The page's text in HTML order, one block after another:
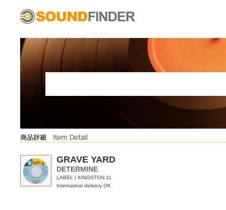
GRAVE YARD
DETERMINE
LABEL | KINGSTON 11
Internatinal delivery OK